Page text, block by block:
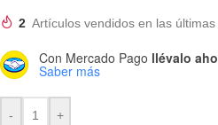
2 Artículos vendidos en las
Con Mercado Pago llévalo
Saber más
- +